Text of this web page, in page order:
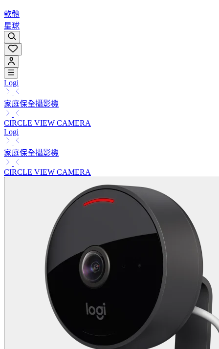
軟體
星球
Logi
家庭保全攝影機
CIRCLE VIEW CAMERA
Logi
家庭保全攝影機
CIRCLE VIEW CAMERA